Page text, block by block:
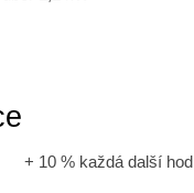
10 % každá další hod